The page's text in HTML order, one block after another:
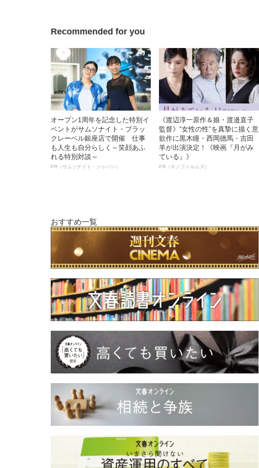
Recommended for you
オープン1周年を記念した特別イ
ベントがサムソナイト・ブラッ
クレーベル銀座店で開催 仕事
も人生も自分らしく～笑顔あふ
れる特別対談～
PR（サムソナイト・ジャパン）
《渡辺淳一原作＆娘・渡邉直子
監督》“女性の性”を真摯に描く意
欲作に黒木瞳・西岡德馬・吉田
羊が出演決定！《映画『月がみ
ている』》
PR（キノフィルムズ）
おすすめ一覧